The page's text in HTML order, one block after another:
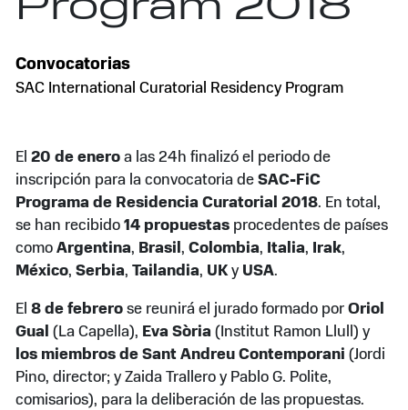
Program 2018
Convocatorias
SAC International Curatorial Residency Program
El20 de enero a las 24h finalizó el periodo de
inscripción para la convocatoria deSAC-FiC
Programa de Residencia Curatorial 2018. En total,
se han recibido14 propuestas procedentes de países
comoArgentina, Brasil,Colombia, Italia, Irak,
México,Serbia,Tailandia, UKy USA.
El8 de febrero se reunirá el jurado formado porOriol
Gual (La Capella), Eva Sòria (Institut Ramon Llull) y
los miembros de Sant Andreu Contemporani (Jordi
Pino, director; y Zaida Trallero y Pablo G. Polite,
comisarios), para la deliberación de las propuestas.